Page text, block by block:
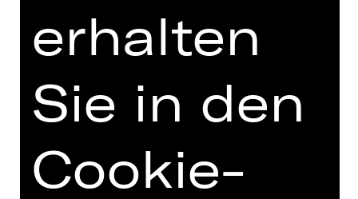
Damenclub zur Förderung der Oper
Nürnberg
erhalten
Sie in den
Cookie-